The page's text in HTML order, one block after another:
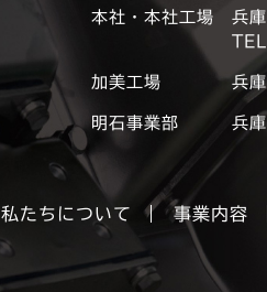
本社・本社工場
兵
加美工場 兵
明石事業部 兵
私たちについて 事業内容